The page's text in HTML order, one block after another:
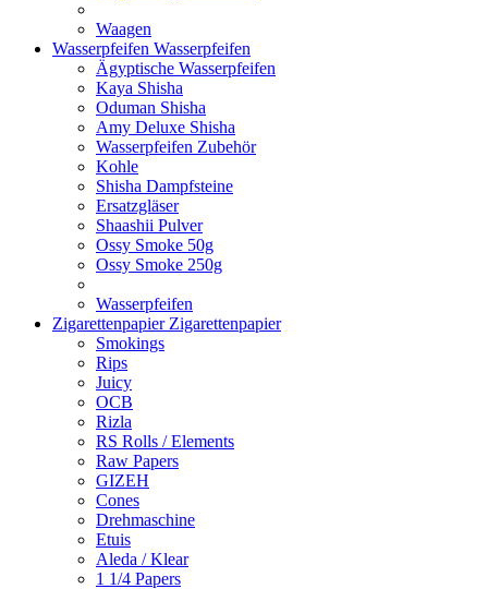
Waagen
Wasserpfeifen Wasserpfeifen
Ägyptische Wasserpfeifen
Kaya Shisha
Oduman Shisha
Amy Deluxe Shisha
Wasserpfeifen Zubehör
Kohle
Shisha Dampfsteine
Ersatzgläser
Shaashii Pulver
Ossy Smoke 50g
Ossy Smoke 250g
Wasserpfeifen
Zigarettenpapier Zigarettenpapier
Smokings
Rips
Juicy
OCB
Rizla
RS Rolls / Elements
Raw Papers
GIZEH
Cones
Drehmaschine
Etuis
Aleda / Klear
1 1/4 Papers